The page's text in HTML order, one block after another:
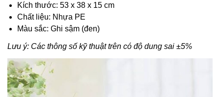
Kích thước: 53 x 38 x 15 cm
Chất liệu: Nhựa PE
Màu sắc: Ghi sậm (đen)
Lưu ý: Các thông số kỹ thuật trên có độ dung sai ±5%